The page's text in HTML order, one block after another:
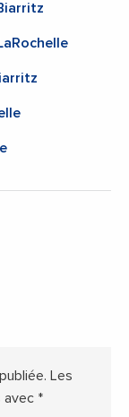
Les
avec *